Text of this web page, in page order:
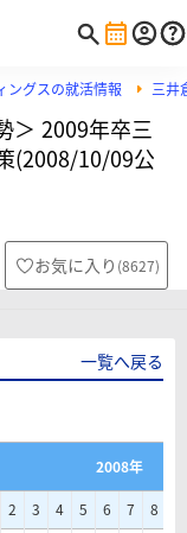
ングスの就活情報 三井
＞ 2009年卒三
(2008/10/09公
お気に入り (8627)
一覧へ戻る
2008年
2 3 4 5 6 7 8